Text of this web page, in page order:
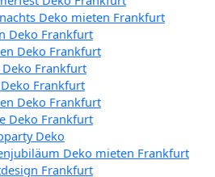
Deko mieten Frankfurt
Deko Frankfurt
Deko Frankfurt
Deko Frankfurt
Frankfurt
Deko Frankfurt
Deko Frankfurt
Deko
Deko mieten Frankfurt
Frankfurt